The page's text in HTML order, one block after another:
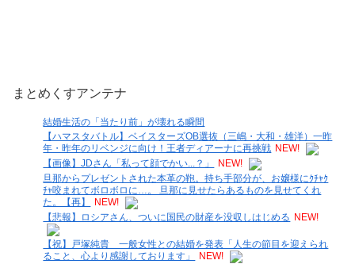
まとめくすアンテナ
結婚生活の「当たり前」が壊れる瞬間
【ハマスタバトル】ベイスターズOB選抜（三嶋・大和・雄洋）一昨
年・昨年のリベンジに向け！王者ディアーナに再挑戦 NEW!
【画像】JDさん「私って顔でかい...？」
NEW!
旦那からプレゼントされた本革の鞄。持ち手部分が、お嬢様にｸﾁｬｸ
ﾁｬ咬まれてボロボロに…。 旦那に見せたらあるものを見せてくれ
た。【再】
NEW!
【悲報】ロシアさん、ついに国民の財産を没収しはじめる NEW!
【祝】戸塚純貴 一般女性との結婚を発表「人生の節目を迎えられ
ること、心より感謝しております」
NEW!